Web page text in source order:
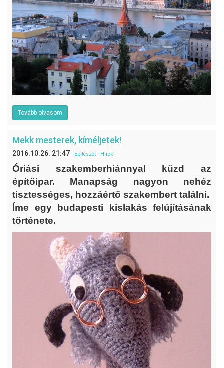
Tovább olvasom
Mekk mesterek, kíméljetek!
2016.10.26. 21:47 - Építészet - Hírek
Óriási szakemberhiánnyal küzd az
építőipar. Manapság nagyon nehéz
tisztességes, hozzáértő szakembert találni.
Íme egy budapesti kislakás felújításának
története.